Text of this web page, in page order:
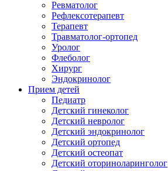
Ревматолог
Рефлексотерапевт
Терапевт
Травматолог-ортопед
Уролог
Флеболог
Хирург
Эндокринолог
Прием детей
Педиатр
Детский гинеколог
Детский невролог
Детский эндокринолог
Детский ортопед
Детский остеопат
Детский оториноларинголог